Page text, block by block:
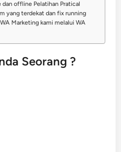
dan offline Pelatihan Pratical
yang terdekat dan fix running
Marketing kami melalui WA
Seorang ?